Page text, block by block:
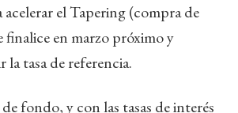
el Tapering (compra de
finalice en marzo próximo y
la tasa de referencia.
fondo, y con las tasas de interés